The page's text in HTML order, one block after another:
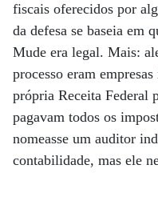
fiscais oferecidos por
da defesa se baseia em
Mude era legal. Mais:
processo eram
própria Receita Federal
pagavam todos os
nomeasse um auditor
contabilidade, mas ele